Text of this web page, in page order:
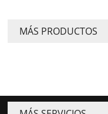
MÁS PRODUCTOS